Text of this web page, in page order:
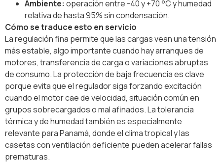
Ambiente: operación entre -40 y +70 °C y humedad
relativa de hasta 95% sin condensación.
Cómo se traduce esto en servicio
La regulación fina permite que las cargas vean una tensión
más estable, algo importante cuando hay arranques de
motores, transferencia de carga o variaciones abruptas
de consumo. La protección de baja frecuencia es clave
porque evita que el regulador siga forzando excitación
cuando el motor cae de velocidad, situación común en
grupos sobrecargados o mal afinados. La tolerancia
térmica y de humedad también es especialmente
relevante para Panamá, donde el clima tropical y las
casetas con ventilación deficiente pueden acelerar fallas
prematuras.